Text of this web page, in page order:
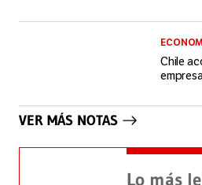
Chile
VER MÁS NOTAS
Lo más